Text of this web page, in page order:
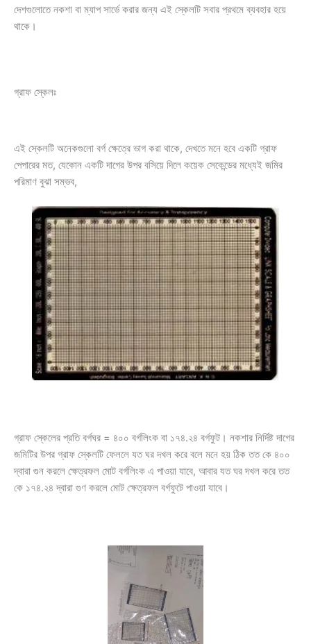
দেশগুলোতে নকশা বা ম্যাপ সার্ভে করার জন্য এই স্কেলটি সবার প্রথমে ব্যবহার হয়ে
থাকে।
গ্রাফ স্কেলঃ
এই স্কেলটি অনেকগুলো বর্গ ক্ষেত্রে ভাগ করা থাকে, দেখতে মনে হবে একটি গ্রাফ
পেপারের মত, যেকোন একটি দাগের উপর বসিয়ে দিলে কয়েক সেকেন্ডের মধ্যেই জমির
পরিমাণ বুঝা সম্ভব,
গ্রাফ স্কেলের প্রতি বর্গঘর = ৪০০ বর্গলিংক বা ১৭৪.২৪ বর্গফুট। নকশার নির্দিষ্ট দাগের
জমিটির উপর গ্রাফ স্কেলটি ফেললে যত ঘর দখল করে বলে মনে হয় ঠিক তত কে ৪০০
দ্বারা গুন করলে ক্ষেত্রফল মোট বর্গলিংক এ পাওয়া যাবে, আবার যত ঘর দখল করে তত
কে ১৭৪.২৪ দ্বারা গুণ করলে মোট ক্ষেত্রফল বর্গফুটে পাওয়া যাবে।